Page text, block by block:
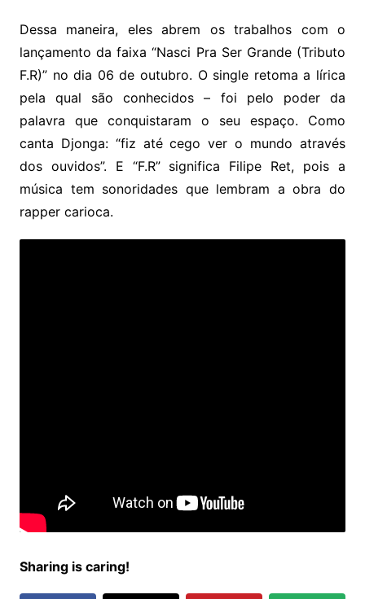
Dessa maneira, eles abrem os trabalhos com o
lançamento da faixa “Nasci Pra Ser Grande (Tributo
F.R)” no dia 06 de outubro. O single retoma a lírica
pela qual são conhecidos – foi pelo poder da
palavra que conquistaram o seu espaço. Como
canta Djonga: “fiz até cego ver o mundo através
dos ouvidos”. E “F.R” significa Filipe Ret, pois a
música tem sonoridades que lembram a obra do
rapper carioca.
Sharing is caring!